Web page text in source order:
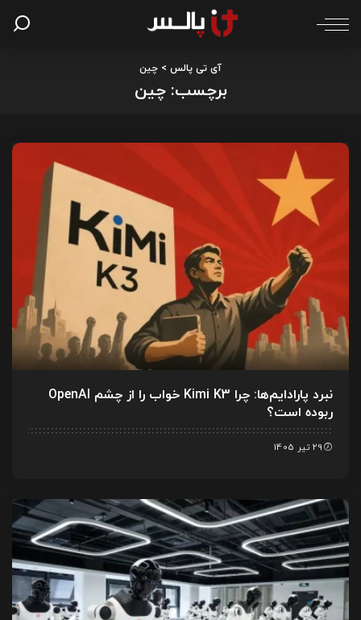
آی تی پالس > چین
برچسب:چین
نبرد پارادایم‌ها: چرا Kimi K3 خواب را از چشم OpenAI
ربوده است؟
29 تیر 1405